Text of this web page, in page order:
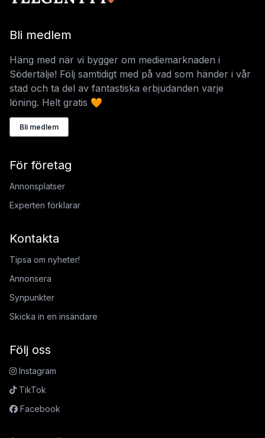
Bli medlem
Häng med när vi bygger om mediemarknaden i
Södertälje! Följ samtidigt med på vad som händer i vår
stad och ta del av fantastiska erbjudanden varje
löning. Helt gratis 🧡
Bli medlem
För företag
Annonsplatser
Experten förklarar
Kontakta
Tipsa om nyheter!
Annonsera
Synpunkter
Skicka in en insändare
Följ oss
Instagram
TikTok
Facebook